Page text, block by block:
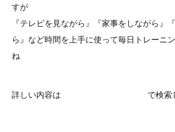
すが
『テレビを見ながら』『家事をしながら』
ら』など時間を上手に使って毎日トレーニ
ね
詳しい内容は で検索